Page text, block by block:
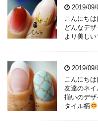
2019/09/
こんにち
どんなデ
より美し
2019/09/
こんにち
友達のネ
揃いのデ
タイル柄